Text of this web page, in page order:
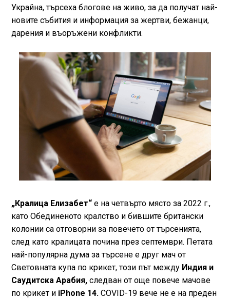
Украйна, търсеха блогове на живо, за да получат най-
новите събития и информация за жертви, бежанци,
дарения и въоръжени конфликти.
„Кралица Елизабет“е на четвърто място за 2022 г.,
като Обединеното кралство и бившите британски
колонии са отговорни за повечето от търсенията,
след като кралицата почина през септември. Петата
най-популярна дума за търсене е друг мач от
Световната купа по крикет, този път между Индия и
Саудитска Арабия,следван от още повече мачове
по крикет и iPhone 14. COVID-19 вече не е на преден